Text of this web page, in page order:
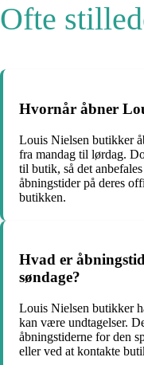
Ofte
Hvornår åbner
Louis Nielsen butikker
fra mandag til lørdag.
til butik, så det
åbningstider på deres
butikken.
Hvad er
søndage?
Louis Nielsen butikker
kan være undtagelser.
åbningstiderne for den
eller ved at kontakte